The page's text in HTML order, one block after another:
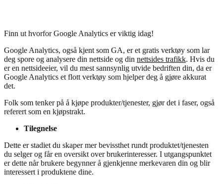
Finn ut hvorfor Google Analytics er viktig idag!
Google Analytics, også kjent som GA, er et gratis verktøy som lar
deg spore og analysere din nettside og din nettsides trafikk. Hvis du
er en nettsideeier, vil du mest sannsynlig utvide bedriften din, da er
Google Analytics et flott verktøy som hjelper deg å gjøre akkurat
det.
Folk som tenker på å kjøpe produkter/tjenester, gjør det i faser, også
referert som en kjøpstrakt.
Tilegnelse
Dette er stadiet du skaper mer bevissthet rundt produktet/tjenesten
du selger og får en oversikt over brukerinteresser. I utgangspunktet
er dette når brukere begynner å gjenkjenne merkevaren din og blir
interessert i produktene dine.